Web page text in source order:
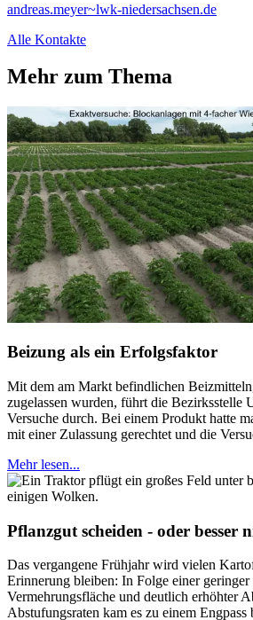
andreas.meyer~lwk-niedersachsen.de
Alle Kontakte
Mehr zum Thema
Beizung als ein Erfolgsfaktor
Mit dem am Markt befindlichen
zugelassen wurden, führt die Bezirksstelle
Versuche durch. Bei einem Produkt hatte
mit einer Zulassung gerechtet und die
Mehr lesen...
Pflanzgut scheiden - oder besser
Das vergangene Frühjahr wird vielen
Erinnerung bleiben: In Folge einer geringer
Vermehrungsfläche und deutlich erhöhter
Abstufungsraten kam es zu einem Engpass